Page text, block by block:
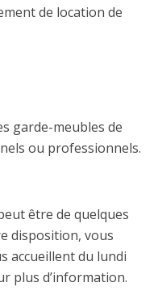
de location de
garde-meubles de
ou professionnels.
être de quelques
disposition, vous
accueillent du lundi
plus d’information.